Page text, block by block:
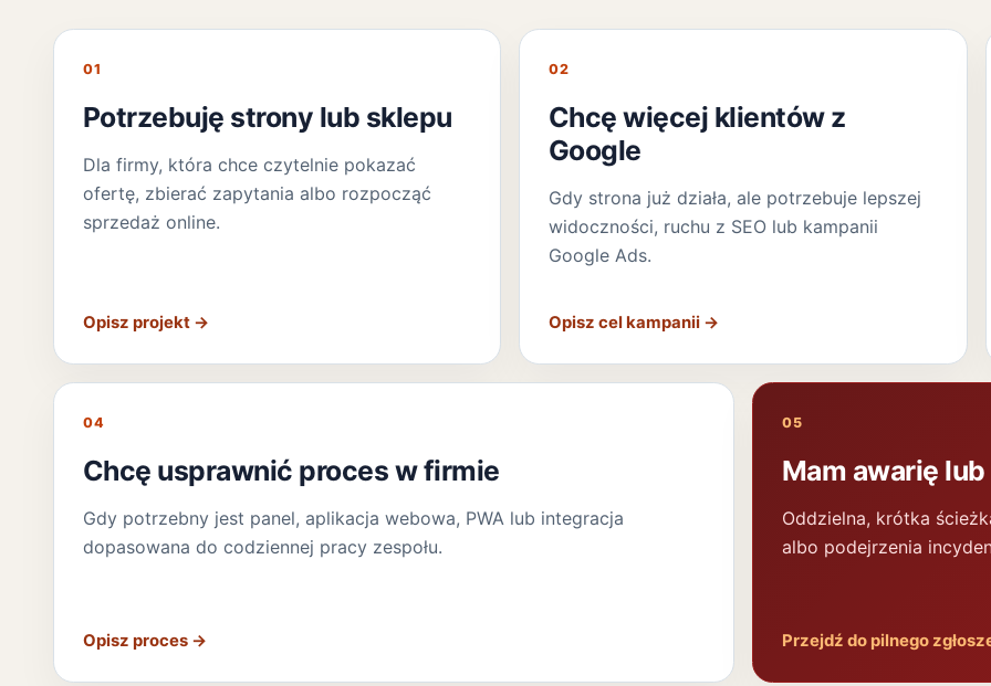
01
Potrzebuję strony lub sklepu
Dla firmy, która chce czytelnie pokazać
ofertę, zbierać zapytania albo rozpocząć
sprzedaż online.
Opisz projekt→
02
Chcę więcej klientów z
Google
Gdy strona już działa, ale potrzebuje lepszej
widoczności, ruchu z SEO lub kampanii
Google Ads.
Opisz cel kampanii→
04
Chcę usprawnić proces w firmie
Gdy potrzebny jest panel, aplikacja webowa, PWA lub integracja
dopasowana do codziennej pracy zespołu.
Opisz proces→
05
Mam awarię
Oddzielna, krótka
albo podejrzenia
Przejdź do pilnego